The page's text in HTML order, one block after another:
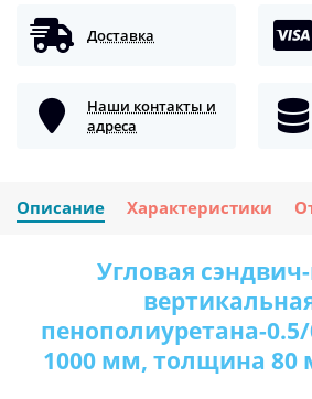
Доставка
Наши контакты и
адреса
Описание Характеристики
Угловая
пенополиуретана-
1000 мм, толщина 80